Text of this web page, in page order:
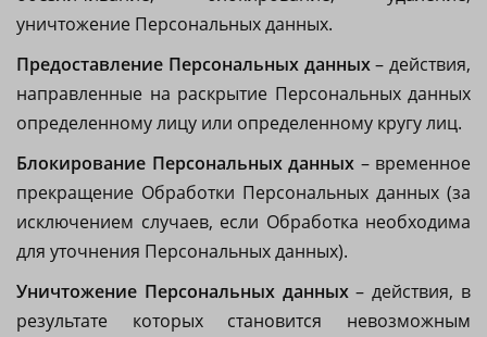
уничтожение Персональных данных.
Предоставление Персональных данных– действия,
направленные на раскрытие Персональных данных
определенному лицу или определенному кругу лиц.
Блокирование Персональных данных – временное
прекращение Обработки Персональных данных (за
исключением случаев, если Обработка необходима
для уточнения Персональных данных).
Уничтожение Персональных данных– действия, в
результате которых становится невозможным